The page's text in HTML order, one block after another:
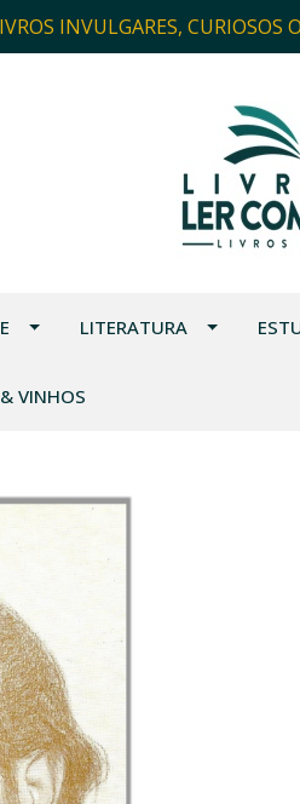
INVULGARES, CURIOSOS
LITERATURA
VINHOS